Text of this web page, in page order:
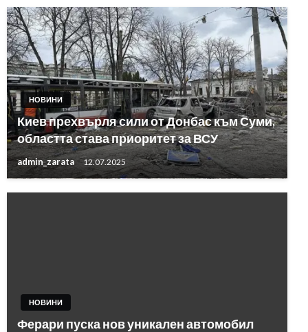
НОВИНИ
Киев прехвърля сили от Донбас към Суми,
областта става приоритет за ВСУ
admin_zarata 12.07.2025
НОВИНИ
Ферари пуска нов уникален автомобил